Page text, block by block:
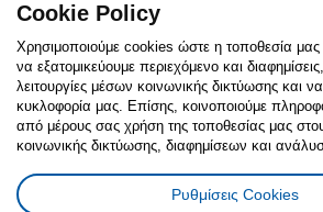
Follow us:
FacebookInstagram
TikTokYoutubePinterestTwitter
Πολιτική CookiesΔήλωση ψηφιακής
Cookie Policy
Χρησιμοποιούμε cookies ώστε η τοποθεσία μας
να εξατομικεύουμε περιεχόμενο και
λειτουργίες μέσων κοινωνικής δικτύωσης και
κυκλοφορία μας. Επίσης, κοινοποιούμε
από μέρους σας χρήση της τοποθεσίας μας
κοινωνικής δικτύωσης, διαφημίσεων και
Ρυθμίσεις Cookies